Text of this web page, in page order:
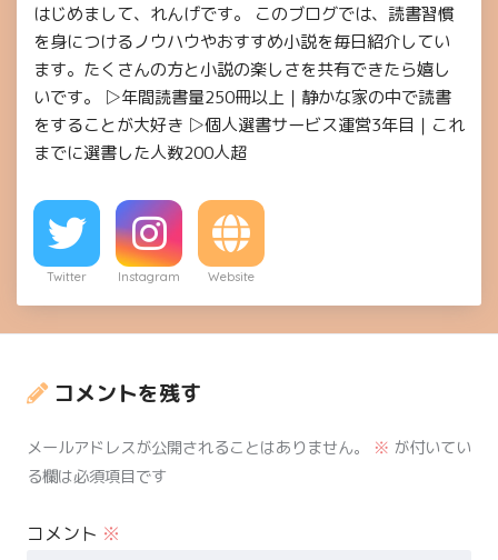
はじめまして、れんげです。 このブログでは、読書習慣
を身につけるノウハウやおすすめ小説を毎日紹介してい
ます。たくさんの方と小説の楽しさを共有できたら嬉し
いです。 ▷年間読書量250冊以上｜静かな家の中で読書
をすることが大好き ▷個人選書サービス運営3年目｜これ
までに選書した人数200人超
Twitter Instagram Website
コメントを残す
メールアドレスが公開されることはありません。 ※ が付いてい
る欄は必須項目です
コメント ※